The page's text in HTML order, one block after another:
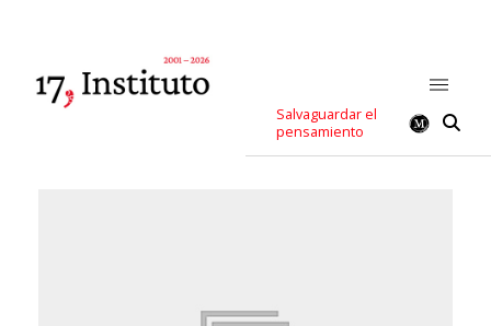
Salvaguardar el
pensamiento